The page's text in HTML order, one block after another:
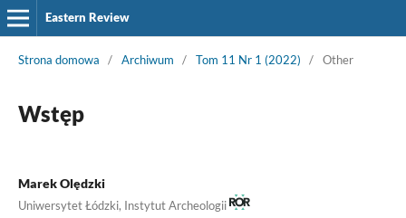
Eastern Review
Strona domowa / Archiwum / Tom 11 Nr 1 (2022) / Other
Wstęp
Marek Olędzki
Uniwersytet Łódzki, Instytut Archeologii